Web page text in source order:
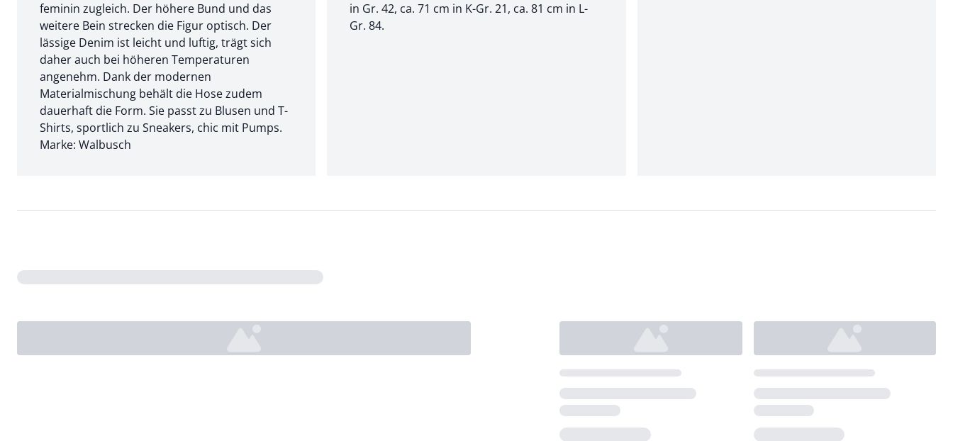
feminin zugleich. Der höhere Bund und das
weitere Bein strecken die Figur optisch. Der
lässige Denim ist leicht und luftig, trägt sich
daher auch bei höheren Temperaturen
angenehm. Dank der modernen
Materialmischung behält die Hose zudem
dauerhaft die Form. Sie passt zu Blusen und T-
Shirts, sportlich zu Sneakers, chic mit Pumps.
Marke: Walbusch
in Gr. 42, ca. 71 cm in K-Gr. 21, ca. 81 cm in L-
Gr. 84.